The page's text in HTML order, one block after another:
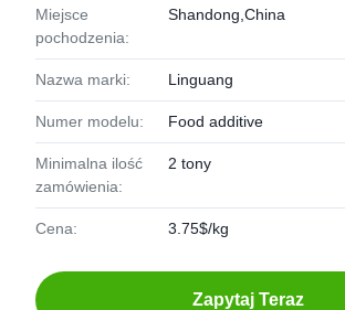
Miejsce
pochodzenia:
Shandong,China
Nazwa marki: Linguang
Numer modelu: Food additive
Minimalna ilość
zamówienia:
2 tony
Cena: 3.75$/kg
Zapytaj Teraz